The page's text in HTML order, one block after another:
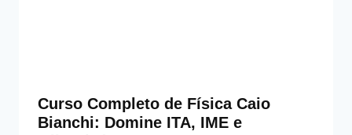
Curso Completo de Física Caio
Bianchi: Domine ITA, IME e